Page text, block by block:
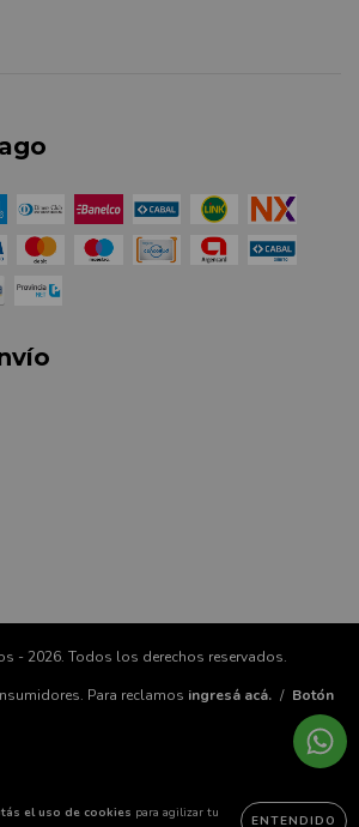
el uso de cookies para agilizar tu
ENTENDIDO
- 2026. Todos los derechos reservados.
Para reclamos ingresá acá. / Botón